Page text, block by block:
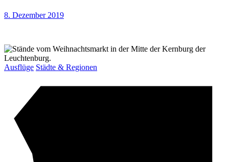
8. Dezember 2019
Ausflüge Städte & Regionen